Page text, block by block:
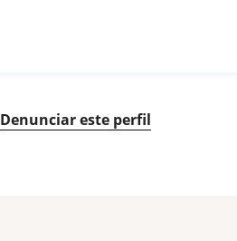
Denunciar este perfil